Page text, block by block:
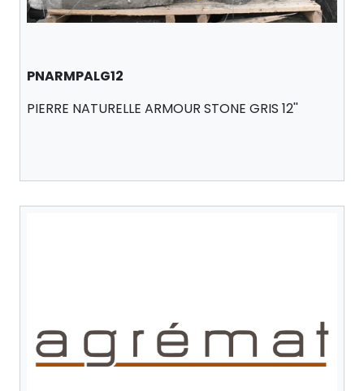
PNARMPALG12
PIERRE NATURELLE ARMOUR STONE GRIS 12''